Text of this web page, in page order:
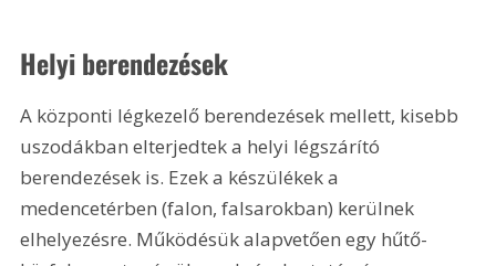
Helyi berendezések
A központi légkezelő berendezések mellett, kisebb
uszodákban elterjedtek a helyi légszárító
berendezések is. Ezek a készülékek a
medencetérben (falon, falsarokban) kerülnek
elhelyezésre. Működésük alapvetően egy hűtő-